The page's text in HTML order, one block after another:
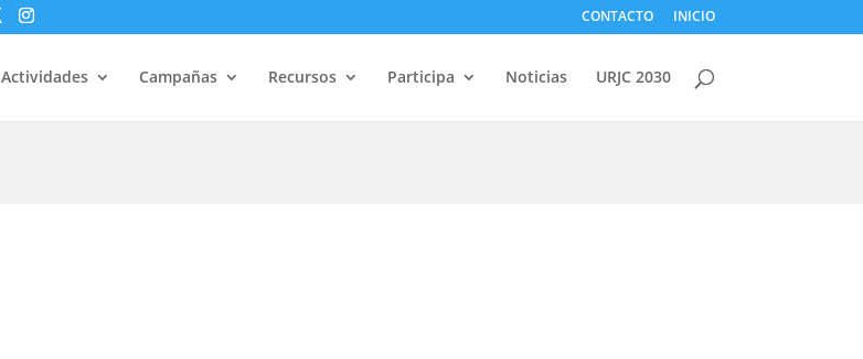
CONTACTO INICIO
Actividades Campañas Recursos Participa Noticias URJC 2030